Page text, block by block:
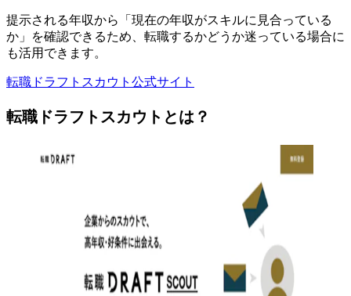
提示される年収から「現在の年収がスキルに見合っている
か」を確認できるため、 転職するかどうか迷っている場合に
も活用できます。
転職ドラフトスカウト公式サイト
転職ドラフトスカウトとは？